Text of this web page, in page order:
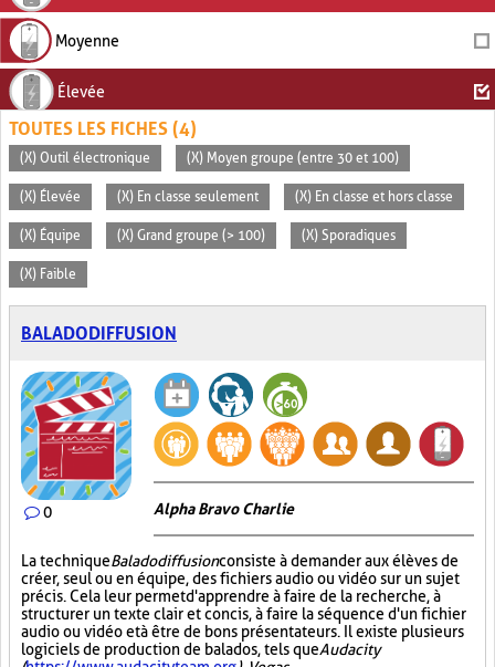
Moyenne
Élevée
TOUTES LES FICHES (4)
(X) Outil électronique (X) Moyen groupe (entre 30 et 100)
(X) Élevée (X) En classe seulement (X) En classe et hors classe
(X) Équipe (X) Grand groupe (> 100) (X) Sporadiques
(X) Faible
BALADODIFFUSION
0 Alpha Bravo Charlie
La techniqueBaladodiffusionconsiste à demander aux élèves de
créer, seul ou en équipe, des fichiers audio ou vidéo sur un sujet
précis. Cela leur permet d'apprendre à faire de la recherche, à
structurer un texte clair et concis, à faire la séquence d'un fichier
audio ou vidéo et à être de bons présentateurs. Il existe plusieurs
logiciels de production de balados, tels queAudacity